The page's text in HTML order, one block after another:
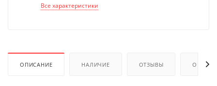
Все характеристики
ОПИСАНИЕ НАЛИЧИЕ ОТЗЫВЫ ОПЛАТА